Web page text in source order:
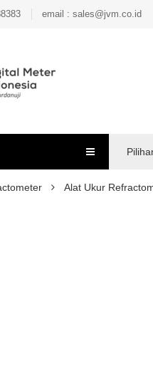
email : sales@jvm.co.id
Alat Ukur